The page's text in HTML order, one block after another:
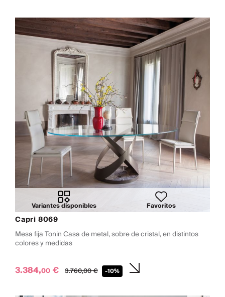
Variantes disponibles Favoritos
Capri 8069
Mesa fija Tonin Casa de metal, sobre de cristal, en distintos
colores y medidas
3.384,00 € 3.760,00€ -10%